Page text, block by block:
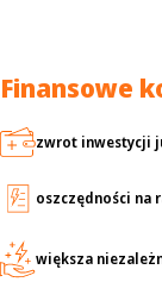
Finansowe
zwrot inwestycji
oszczędności na
większa